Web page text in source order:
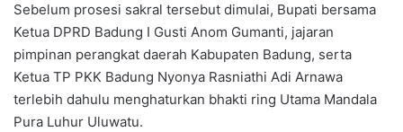
Sebelum prosesi sakral tersebut dimulai, Bupati bersama
Ketua DPRD Badung I Gusti Anom Gumanti, jajaran
pimpinan perangkat daerah Kabupaten Badung, serta
Ketua TP PKK Badung Nyonya Rasniathi Adi Arnawa
terlebih dahulu menghaturkan bhakti ring Utama Mandala
Pura Luhur Uluwatu.